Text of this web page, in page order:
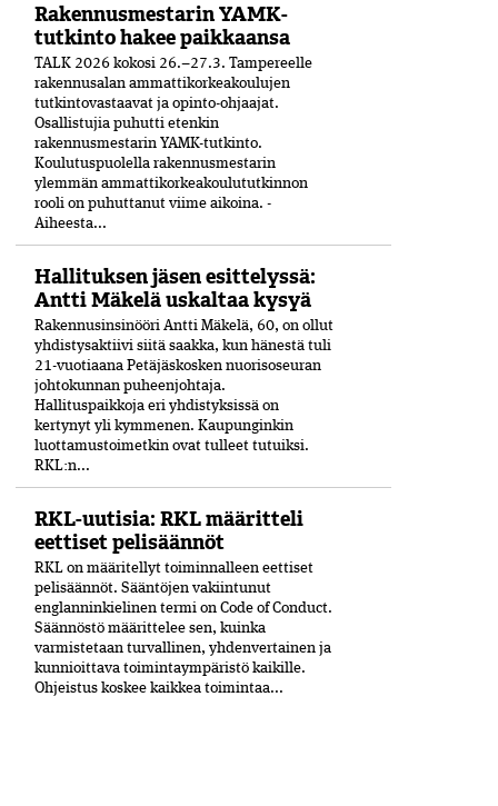
Rakennusmestarin YAMK-
tutkinto hakee paikkaansa
TALK 2026 kokosi 26.–27.3. Tampereelle
rakennusalan ammattikorkeakoulujen
tutkintovastaavat ja opinto-ohjaajat.
Osallistujia puhutti etenkin
rakennusmestarin YAMK-tutkinto.
Koulutuspuolella rakennusmestarin
ylemmän ammattikorkeakoulututkinnon
rooli on puhuttanut viime ­aikoina. ­
Aiheesta...
Hallituksen jäsen esittelyssä:
Antti Mäkelä uskaltaa kysyä
Rakennusinsinööri Antti Mäkelä, 60, on ollut
yhdistysaktiivi siitä saakka, kun hänestä tuli
21-vuo­tiaana Petäjäskosken nuoriso­seuran
johtokunnan puheenjohtaja.
Hallituspaikkoja eri yhdistyksissä on
kertynyt yli kymmenen. Kaupunginkin
luottamustoimetkin ovat tulleet tutuiksi.
RKL:n...
RKL-uutisia: RKL määritteli
eettiset pelisäännöt
RKL on määritellyt toiminnalleen eettiset
peli­säännöt. Sääntöjen vakiintunut
englanninkielinen termi on Code of Conduct.
Säännöstö määrittelee sen, kuinka
varmistetaan turvallinen, yhdenvertainen ja
kun­nioittava toimintaympäristö kaikille.
Ohjeistus koskee kaikkea toimintaa...